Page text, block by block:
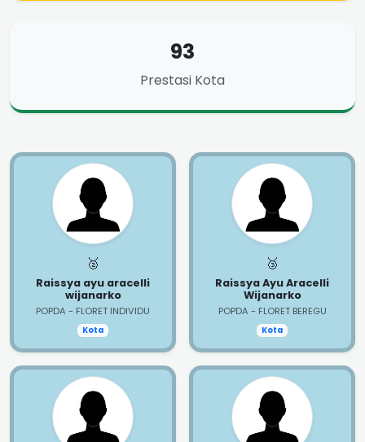
93
Prestasi Kota
🥈
Raissya ayu aracelli
wijanarko
POPDA - FLORET INDIVIDU
Kota
🥉
Raissya Ayu Aracelli
Wijanarko
POPDA - FLORET BEREGU
Kota